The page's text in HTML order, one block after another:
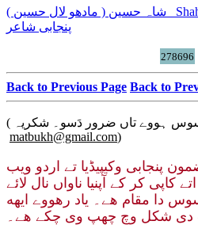
پنجابی شاعر
278696
Back to Previous Page Back to
( اگر غلطی محسوس ہووے تاں ضرور دَسو۔ شکریہ
matbukh@gmail.com)
پنجابی وکیپیڈیا تے اردو ویب
کر کے آپنیا ناواں نال لائے
دا مقام هے۔ یاد رهووے ایهه
دی شکل وچ چھپ وی چکے هے۔